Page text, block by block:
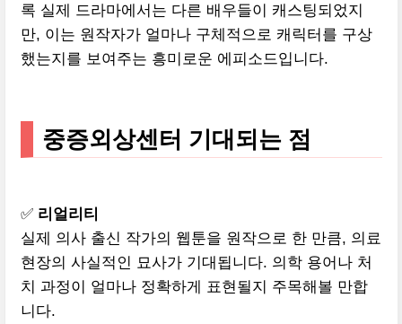
록 실제 드라마에서는 다른 배우들이 캐스팅되었지
만, 이는 원작자가 얼마나 구체적으로 캐릭터를 구상
했는지를 보여주는 흥미로운 에피소드입니다.
중증외상센터 기대되는 점
✅ 리얼리티
실제 의사 출신 작가의 웹툰을 원작으로 한 만큼, 의료
현장의 사실적인 묘사가 기대됩니다. 의학 용어나 처
치 과정이 얼마나 정확하게 표현될지 주목해볼 만합
니다.